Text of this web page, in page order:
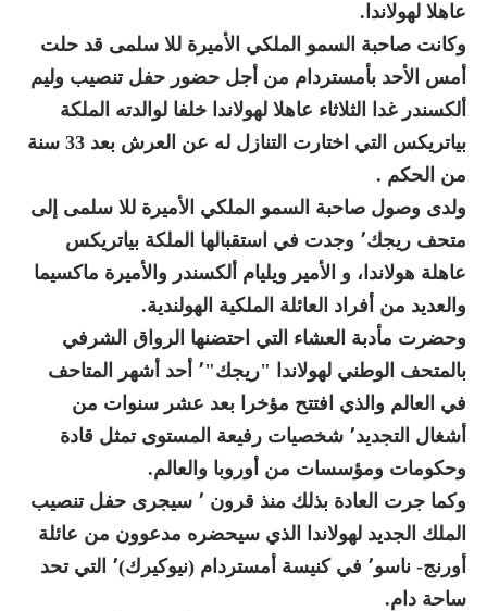
عاهلا لهولاندا.
وكانت صاحبة السمو الملكي الأميرة للا سلمى قد حلت
أمس الأحد بأمستردام من أجل حضور حفل تنصيب وليم
ألكسندر غدا الثلاثاء عاهلا لهولاندا خلفا لوالدته الملكة
بياتريكس التي اختارت التنازل له عن العرش بعد 33 سنة
من الحكم .
ولدى وصول صاحبة السمو الملكي الأميرة للا سلمى إلى
متحف ريجك٬ وجدت في استقبالها الملكة بياتريكس
عاهلة هولاندا، و الأمير ويليام ألكسندر والأميرة ماكسيما
والعديد من أفراد العائلة الملكية الهولندية.
وحضرت مأدبة العشاء التي احتضنها الرواق الشرفي
بالمتحف الوطني لهولاندا "ريجك"٬ أحد أشهر المتاحف
في العالم والذي افتتح مؤخرا بعد عشر سنوات من
أشغال التجديد٬ شخصيات رفيعة المستوى تمثل قادة
وحكومات ومؤسسات من أوروبا والعالم.
وكما جرت العادة بذلك منذ قرون ٬ سيجرى حفل تنصيب
الملك الجديد لهولاندا الذي سيحضره مدعوون من عائلة
أورنج- ناسو٬ في كنيسة أمستردام (نيوكيرك)٬ التي تحد
ساحة دام.